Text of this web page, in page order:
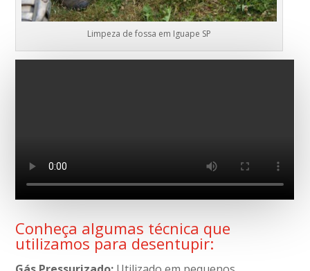
Limpeza de fossa em Iguape SP
Conheça algumas técnica que
utilizamos para desentupir: